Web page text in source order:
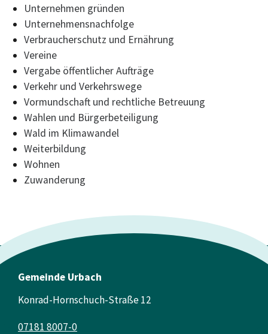
Unternehmen gründen
Unternehmensnachfolge
Verbraucherschutz und Ernährung
Vereine
Vergabe öffentlicher Aufträge
Verkehr und Verkehrswege
Vormundschaft und rechtliche Betreuung
Wahlen und Bürgerbeteiligung
Wald im Klimawandel
Weiterbildung
Wohnen
Zuwanderung
Gemeinde Urbach
Konrad-Hornschuch-Straße 12
07181 8007-0